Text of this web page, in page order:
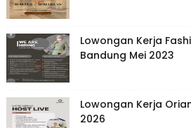
Lowongan Kerja
Bandung Mei 2023
Lowongan Kerja
2026